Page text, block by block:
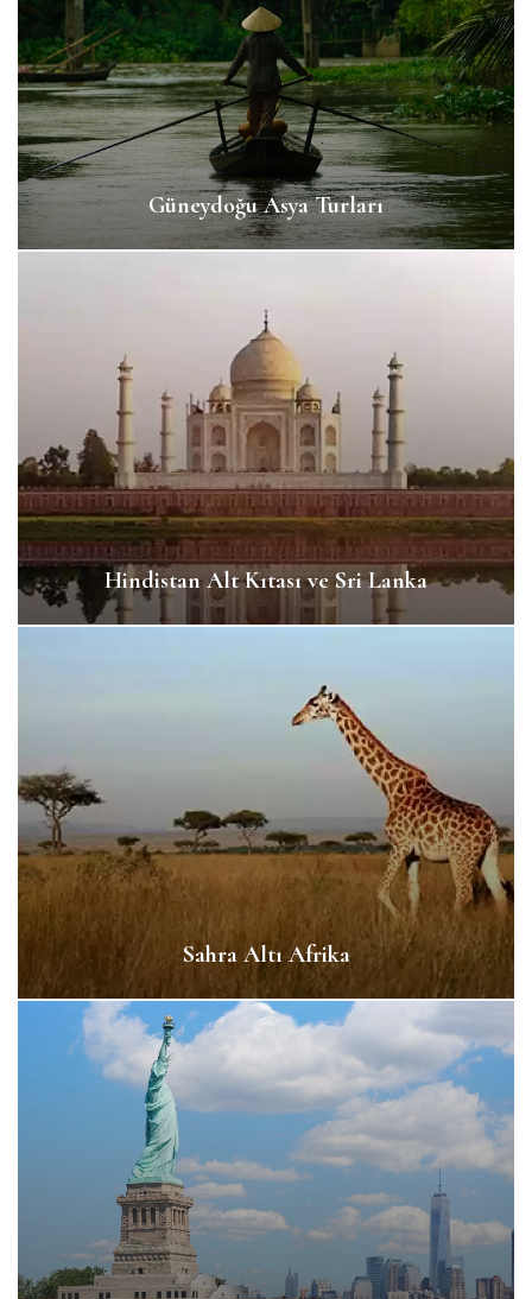
Güneydoğu Asya Turları
Hindistan Alt Kıtası ve Sri Lanka
Sahra Altı Afrika